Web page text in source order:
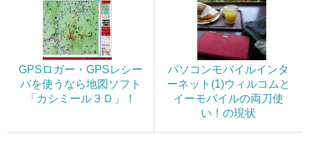
GPSロガー・GPSレシー
バを使うなら地図ソフト
「カシミール３Ｄ」！
パソコンモバイルインタ
ーネット(1)ウィルコムと
イーモバイルの両刀使
い！の現状